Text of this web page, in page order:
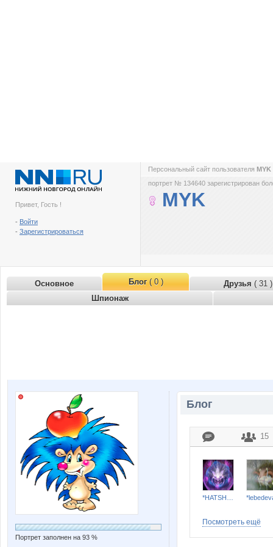
Привет, Гость !
- Войти
- Зарегистрироваться
Персональный сайт пользователя MYK
портрет № 134640 зарегистрирован
MYK
Основное Блог( 0 ) Друзья ( 31 )
Шпионаж
Портрет заполнен на 93 %
Блог
15
Посмотреть ещё